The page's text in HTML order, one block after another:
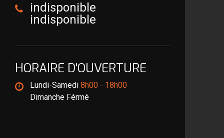
indisponible
indisponible
HORAIRE D'OUVERTURE
Lundi-Samedi 8h00 - 18h00
Dimanche Férmé